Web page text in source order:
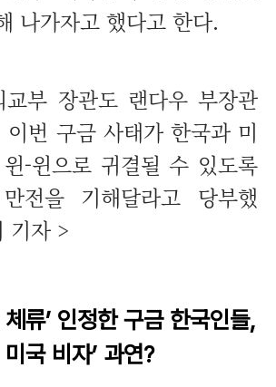
나가자고 했다고 한다.
부 장관도 랜다우 부장관
번 구금 사태가 한국과 미
-윈으로 귀결될 수 있도록
전을 기해달라고 당부했
기자 >
류’ 인정한 구금 한국인들,
국 비자’ 과연?